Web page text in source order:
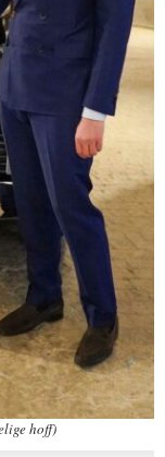
hoff)